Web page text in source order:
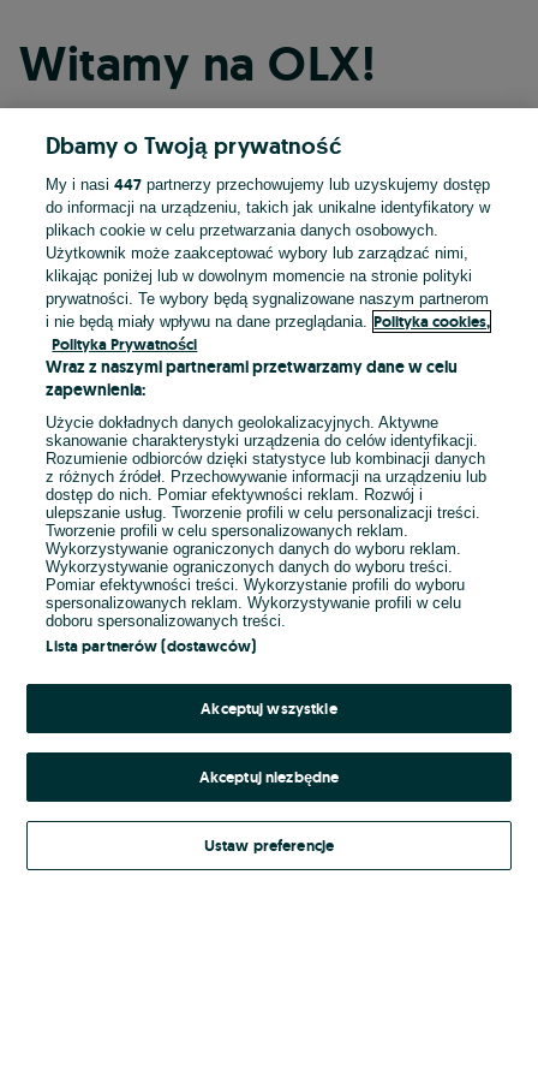
Witamy na OLX!
Kontynuuj przez Facebooka
Kontynuuj przez konto Apple
Kontynuuj przez konto Google
LUB
E-mail
Hasło
Kontynuując za pośrednictwem jednego z dostawców wskazanych powyżej,
Regulamin serwisu OLX.pl w jego aktualnym brzmieniu.
Dbamy o Twoją prywatność
My i nasi447 partnerzy przechowujemy lub uzyskujemy dostęp
do informacji na urządzeniu, takich jak unikalne identyfikatory w
plikach cookie w celu przetwarzania danych osobowych.
Użytkownik może zaakceptować wybory lub zarządzać nimi,
klikając poniżej lub w dowolnym momencie na stronie polityki
prywatności. Te wybory będą sygnalizowane naszym partnerom
i nie będą miały wpływu na dane przeglądania.
Polityka cookies,
Polityka Prywatności
Wraz z naszymi partnerami przetwarzamy dane w celu
zapewnienia:
Użycie dokładnych danych geolokalizacyjnych. Aktywne
skanowanie charakterystyki urządzenia do celów identyfikacji.
Rozumienie odbiorców dzięki statystyce lub kombinacji danych
z różnych źródeł. Przechowywanie informacji na urządzeniu lub
dostęp do nich. Pomiar efektywności reklam. Rozwój i
ulepszanie usług. Tworzenie profili w celu personalizacji treści.
Tworzenie profili w celu spersonalizowanych reklam.
Wykorzystywanie ograniczonych danych do wyboru reklam.
Wykorzystywanie ograniczonych danych do wyboru treści.
Pomiar efektywności treści. Wykorzystanie profili do wyboru
spersonalizowanych reklam. Wykorzystywanie profili w celu
doboru spersonalizowanych treści.
Lista partnerów (dostawców)
Akceptuj wszystkie
Akceptuj niezbędne
Ustaw preferencje